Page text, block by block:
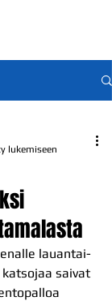
lukemiseen
lauantai-
saivat